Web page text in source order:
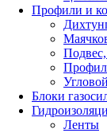
Профили и
Блоки
Ленты